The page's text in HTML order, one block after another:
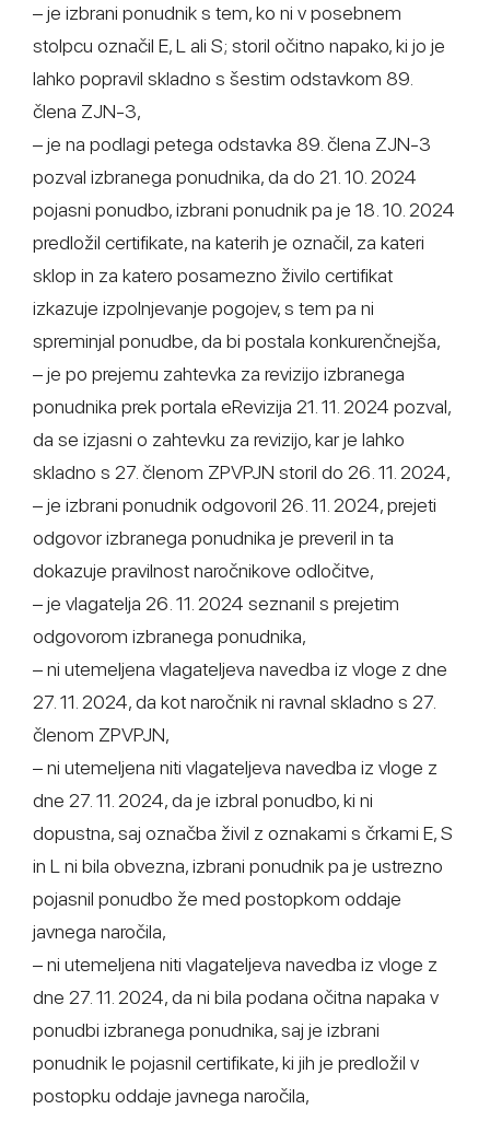
– je izbrani ponudnik s tem, ko ni v posebnem
stolpcu označil E, L ali S; storil očitno napako, ki jo je
lahko popravil skladno s šestim odstavkom 89.
člena ZJN-3,
– je na podlagi petega odstavka 89. člena ZJN-3
pozval izbranega ponudnika, da do 21. 10. 2024
pojasni ponudbo, izbrani ponudnik pa je 18. 10. 2024
predložil certifikate, na katerih je označil, za kateri
sklop in za katero posamezno živilo certifikat
izkazuje izpolnjevanje pogojev, s tem pa ni
spreminjal ponudbe, da bi postala konkurenčnejša,
– je po prejemu zahtevka za revizijo izbranega
ponudnika prek portala eRevizija 21. 11. 2024 pozval,
da se izjasni o zahtevku za revizijo, kar je lahko
skladno s 27. členom ZPVPJN storil do 26. 11. 2024,
– je izbrani ponudnik odgovoril 26. 11. 2024, prejeti
odgovor izbranega ponudnika je preveril in ta
dokazuje pravilnost naročnikove odločitve,
– je vlagatelja 26. 11. 2024 seznanil s prejetim
odgovorom izbranega ponudnika,
– ni utemeljena vlagateljeva navedba iz vloge z dne
27. 11. 2024, da kot naročnik ni ravnal skladno s 27.
členom ZPVPJN,
– ni utemeljena niti vlagateljeva navedba iz vloge z
dne 27. 11. 2024, da je izbral ponudbo, ki ni
dopustna, saj označba živil z oznakami s črkami E, S
in L ni bila obvezna, izbrani ponudnik pa je ustrezno
pojasnil ponudbo že med postopkom oddaje
javnega naročila,
– ni utemeljena niti vlagateljeva navedba iz vloge z
dne 27. 11. 2024, da ni bila podana očitna napaka v
ponudbi izbranega ponudnika, saj je izbrani
ponudnik le pojasnil certifikate, ki jih je predložil v
postopku oddaje javnega naročila,